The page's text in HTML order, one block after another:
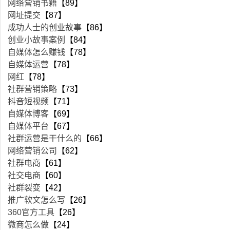
网络营销书籍 【89】
网址提交 【87】
成功人士的创业故事 【86】
创业小故事案例
【84】
自媒体怎么赚钱 【78】
自媒体运营 【78】
网红 【78】
社群营销策略 【73】
抖音短视频 【71】
自媒体博客 【69】
自媒体平台 【67】
社群运营是干什么的 【66】
网络营销公司
【62】
社群电商 【61】
社交电商 【60】
社群裂变 【42】
推广软文怎么写 【26】
360官方工具 【26】
微商怎么做 【24】